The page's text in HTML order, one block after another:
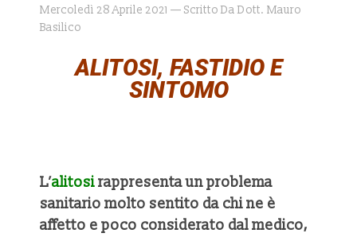
Mercoledì 28 Aprile 2021 — Scritto Da Dott. Mauro
Basilico
ALITOSI, FASTIDIO E
SINTOMO
L’alitosirappresenta un problema
sanitario molto sentito da chi ne è
affetto e poco considerato dal medico,